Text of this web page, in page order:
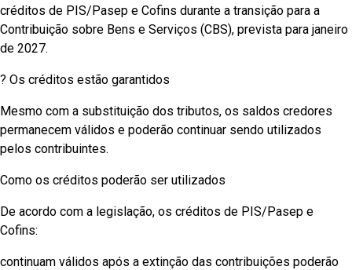
créditos de PIS/Pasep e Cofins durante a transição para a
Contribuição sobre Bens e Serviços (CBS), prevista para janeiro
de 2027.
? Os créditos estão garantidos
Mesmo com a substituição dos tributos, os saldos credores
permanecem válidos e poderão continuar sendo utilizados
pelos contribuintes.
Como os créditos poderão ser utilizados
De acordo com a legislação, os créditos de PIS/Pasep e
Cofins:
continuam válidos após a extinção das contribuições poderão